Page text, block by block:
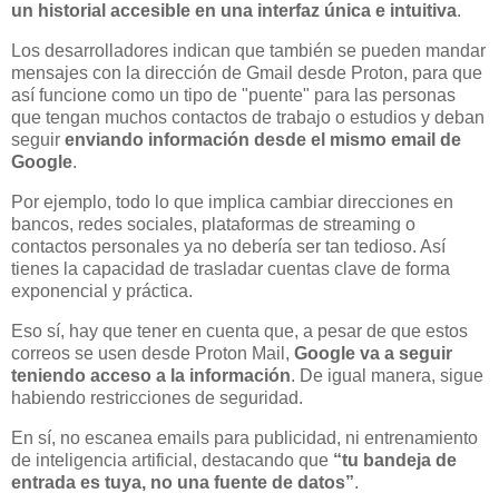
un historial accesible en una interfaz única e intuitiva.
Los desarrolladores indican que también se pueden mandar
mensajes con la dirección de Gmail desde Proton, para que
así funcione como un tipo de "puente" para las personas
que tengan muchos contactos de trabajo o estudios y deban
seguir enviando información desde el mismo email de
Google.
Por ejemplo, todo lo que implica cambiar direcciones en
bancos, redes sociales, plataformas de streaming o
contactos personales ya no debería ser tan tedioso. Así
tienes la capacidad de trasladar cuentas clave de forma
exponencial y práctica.
Eso sí, hay que tener en cuenta que, a pesar de que estos
correos se usen desde Proton Mail, Google va a seguir
teniendo acceso a la información. De igual manera, sigue
habiendo restricciones de seguridad.
En sí, no escanea emails para publicidad, ni entrenamiento
de inteligencia artificial, destacando que “tu bandeja de
entrada es tuya, no una fuente de datos”.